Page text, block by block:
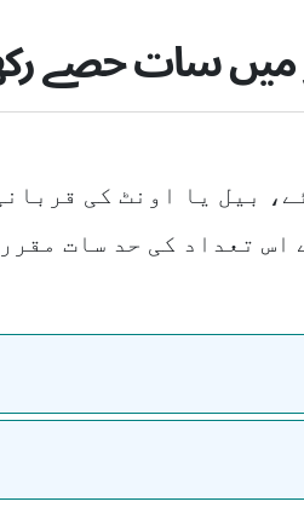
میں سات حصے
بیل یا اونٹ کی
اس تعداد کی حد سات